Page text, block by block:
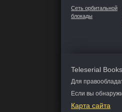
Сеть орбитальной
блокады
Teleserial
Для
Если вы
Карта сайта